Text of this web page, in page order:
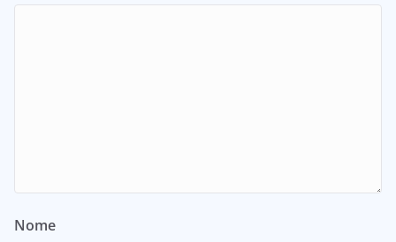
Nome